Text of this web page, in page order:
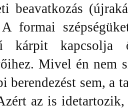
beavatkozás
formai
kárpit
Mivel én nem
berendezést sem, a
az is